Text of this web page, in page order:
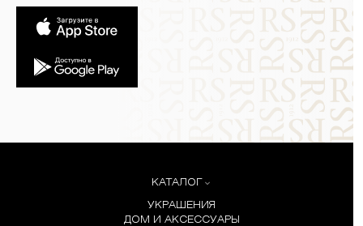
КАТАЛОГ
УКРАШЕНИЯ
ДОМ И АКСЕССУАРЫ